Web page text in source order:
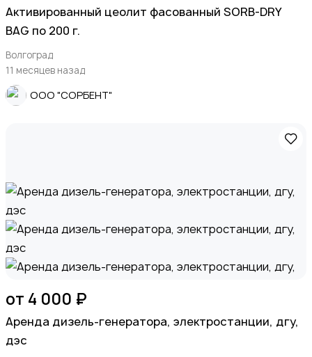
Активированный цеолит фасованный SORB-DRY
BAG по 200 г.
Волгоград
11 месяцев назад
ООО "СОРБЕНТ"
от 4 000 ₽
Apeндa дизель-генератора, элeктрoстанции, дгу,
дэc